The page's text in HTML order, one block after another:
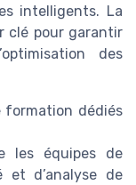
intelligents. La
clé pour garantir
des
formation dédiés
les équipes de
et d’analyse de